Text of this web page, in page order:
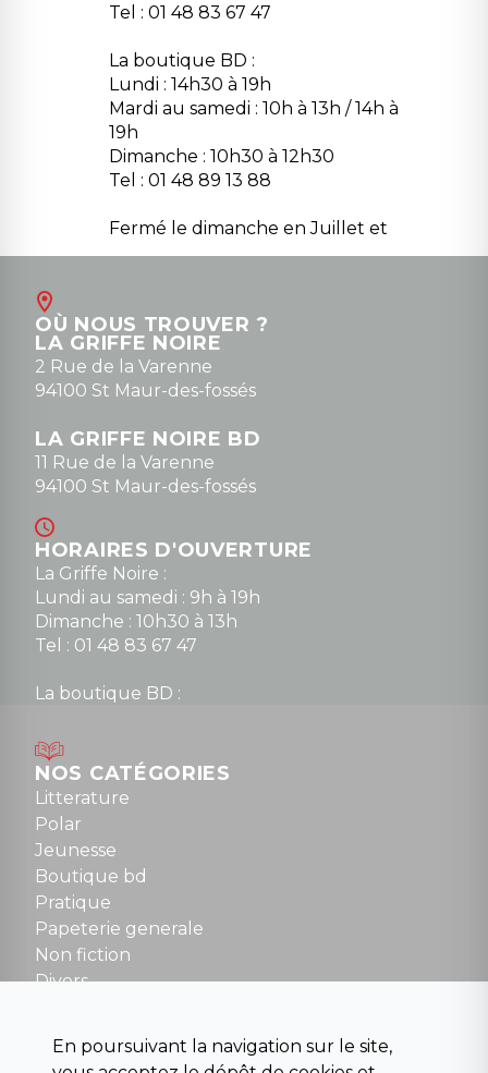
Tel : 01 48 83 67 47
La boutique BD :
Lundi : 14h30 à 19h
Mardi au samedi : 10h à 13h / 14h à
19h
Dimanche : 10h30 à 12h30
Tel : 01 48 89 13 88
Fermé le dimanche en Juillet et
Août
contact@la-griffe-noire.com
0148836747
OÙ NOUS TROUVER ?
LA GRIFFE NOIRE
2 Rue de la Varenne
94100 St Maur-des-fossés
LA GRIFFE NOIRE BD
11 Rue de la Varenne
94100 St Maur-des-fossés
HORAIRES D'OUVERTURE
La Griffe Noire :
Lundi au samedi : 9h à 19h
Dimanche : 10h30 à 13h
Tel : 01 48 83 67 47
La boutique BD :
Mardi au samedi : 10h à 13h / 14h à 19h
Dimanche : 10h30 à 12h30
Tel : 01 48 89 13 88
Fermé le dimanche en Juillet et Août
NOUS CONTACTER
contact@la-griffe-noire.com
NOS CATÉGORIES
Litterature
Polar
Jeunesse
Boutique bd
Pratique
Papeterie generale
Non fiction
Divers
Para scolaire
En poursuivant la navigation sur le site,